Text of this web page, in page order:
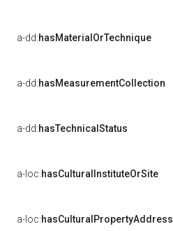
a-dd:hasMaterialOrTechnique
a-dd:hasMeasurementCollection
a-dd:hasTechnicalStatus
a-loc:hasCulturalInstituteOrSite
a-loc:hasCulturalPropertyAddress